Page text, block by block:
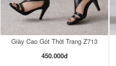
Giày Cao Gót Thời Trang Z713
450.000đ